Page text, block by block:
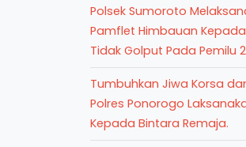
Polsek Sumoroto
Pamflet Himbauan
Tidak Golput Pada Pemilu
Tumbuhkan Jiwa Korsa
Polres Ponorogo
Kepada Bintara Remaja.